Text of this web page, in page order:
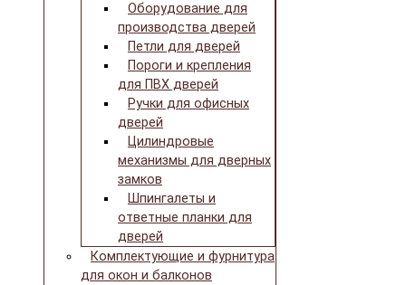
Оборудование для
производства дверей
Петли для дверей
Пороги и крепления
для ПВХ дверей
Ручки для офисных
дверей
Цилиндровые
механизмы для дверных
замков
Шпингалеты и
ответные планки для
дверей
Комплектующие и фурнитура
для окон и балконов